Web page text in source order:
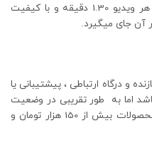
بالا قرار میگیرید که میتوان گفت اگر هر ویدیو 1.30 دقیقه و با کیفیت
و درگاه ارتباطی ، پیشتیبانی یا
اما به طور تقریبی در وضعیت
اقتصادی کنونی میتوان گفت که این محصولات بیش از 150 هزار تومان و